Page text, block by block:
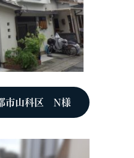
市山科区 N様